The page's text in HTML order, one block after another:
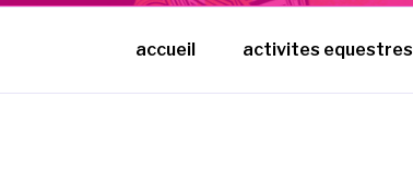
accueil activites equestres